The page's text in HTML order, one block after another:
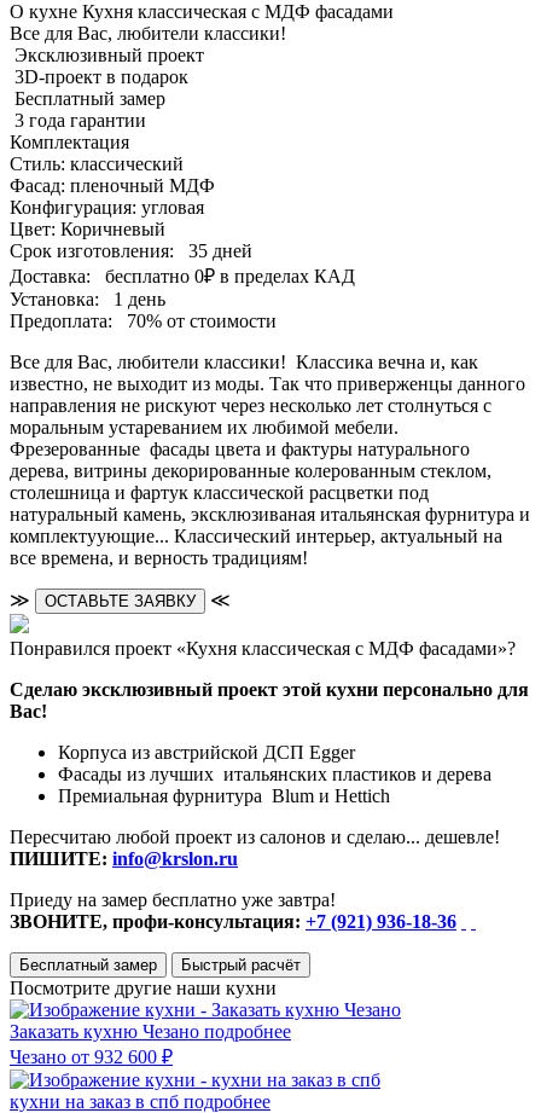
О кухне Кухня классическая с МДФ фасадами
Все для Вас, любители классики!
Эксклюзивный проект
3D-проект в подарок
Бесплатный замер
3 года гарантии
Комплектация
Стиль: классический
Фасад: пленочный МДФ
Конфигурация: угловая
Цвет: Коричневый
Срок изготовления:
35 дней
Доставка:
бесплатно 0₽ в пределах КАД
Установка:
1 день
Предоплата:
70% от стоимости
Все для Вас, любители классики! Классика вечна и, как
известно, не выходит из моды. Так что приверженцы данного
направления не рискуют через несколько лет столнуться с
моральным устареванием их любимой мебели.
Фрезерованные фасады цвета и фактуры натурального
дерева, витрины декорированные колерованным стеклом,
столешница и фартук классической расцветки под
натуральный камень, эксклюзиваная итальянская фурнитура и
комплектуующие... Классический интерьер, актуальный на
все времена, и верность традициям!
≫ ОСТАВЬТЕ ЗАЯВКУ ≪
Понравился проект «Кухня классическая с МДФ фасадами»?
Сделаю эксклюзивный проект этой кухни персонально для
Вас!
Корпуса из австрийской ДСП Egger
Фасады из лучших итальянских пластиков и дерева
Премиальная фурнитура Blum и Hettich
Пересчитаю любой проект из салонов и сделаю... дешевле!
ПИШИТЕ: info@krslon.ru
Приеду на замер бесплатно уже завтра!
ЗВОНИТЕ, профи-консультация: +7 (921) 936-18-36
Бесплатный замер Быстрый расчёт
Посмотрите другие наши кухни
Заказать кухню Чезано подробнее
Чезано от 932 600 ₽
кухни на заказ в спб подробнее